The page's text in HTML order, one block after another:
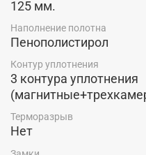
Установленные в двери
цилиндровых замка –
Гардиан 32.11
надёжную защиту
штыри со стороны
В целом входная
С-108, обладая
надёжностью,
оптимальном бюджете.
125 мм.
Наполнение полотна
Пенополистирол
Контур уплотнения
3 контура уплотнения
Терморазрыв
Нет